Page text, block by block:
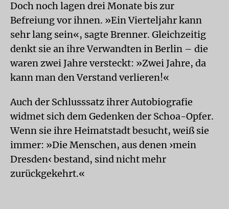
Doch noch lagen drei Monate bis zur
Befreiung vor ihnen. »Ein Vierteljahr kann
sehr lang sein«, sagte Brenner. Gleichzeitig
denkt sie an ihre Verwandten in Berlin – die
waren zwei Jahre versteckt: »Zwei Jahre, da
kann man den Verstand verlieren!«
Auch der Schlusssatz ihrer Autobiografie
widmet sich dem Gedenken der Schoa-Opfer.
Wenn sie ihre Heimatstadt besucht, weiß sie
immer: »Die Menschen, aus denen ›mein
Dresden‹ bestand, sind nicht mehr
zurückgekehrt.«